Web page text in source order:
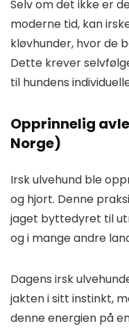
Selv om det ikke er
moderne tid, kan
kløvhunder, hvor de
Dette krever
til hundens
Opprinnelig
Norge)
Irsk ulvehund ble
og hjort. Denne
jaget byttedyret til
og i mange andre
Dagens irsk
jakten i sitt instinkt,
denne energien på